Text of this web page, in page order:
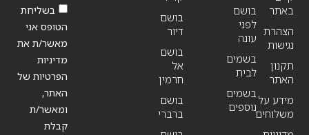
באתר
הצהרת
נגישות
תקנון
האתר
מידע על
משלוחים
בושם
לפני
עונה
בשמים
לבית
בשמים
נוספים
בושם
דיור
בושם
אל
חרמין
בושם
ברברי
בשליחת
הטופס אני
מאשר/ת את
מדיניות
הפרטיות של
האתר,
ומאשר/ת
קבלת